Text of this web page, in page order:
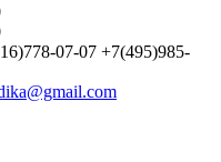
+7(495)985-